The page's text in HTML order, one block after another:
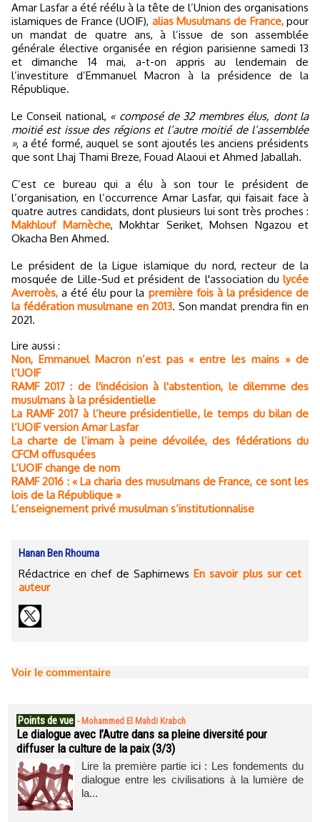
Amar Lasfar a été réélu à la tête de l’Union des organisations
islamiques de France (UOIF), alias Musulmans de France,pour
un mandat de quatre ans, à l’issue de son assemblée
générale élective organisée en région parisienne samedi 13
et dimanche 14 mai, a-t-on appris au lendemain de
l’investiture d’Emmanuel Macron à la présidence de la
République.
Le Conseil national, « composé de 32 membres élus, dont la
moitié est issue des régions et l’autre moitié de l’assemblée
», a été formé, auquel se sont ajoutés les anciens présidents
que sont Lhaj Thami Breze, Fouad Alaoui et Ahmed Jaballah.
C’est ce bureau qui a élu à son tour le président de
l’organisation, en l’occurrence Amar Lasfar, qui faisait face à
quatre autres candidats, dont plusieurs lui sont très proches :
Makhlouf Mamèche, Mokhtar Seriket, Mohsen Ngazou et
Okacha Ben Ahmed.
Le président de la Ligue islamique du nord, recteur de la
mosquée de Lille-Sud et président de l'association du lycée
Averroès, a été élu pour la première fois à la présidence de
la fédération musulmane en 2013. Son mandat prendra fin en
2021.
Lire aussi :
Non, Emmanuel Macron n’est pas « entre les mains » de
l’UOIF
RAMF 2017 : de l'indécision à l'abstention, le dilemme des
musulmans à la présidentielle
La RAMF 2017 à l’heure présidentielle, le temps du bilan de
l’UOIF version Amar Lasfar
La charte de l’imam à peine dévoilée, des fédérations du
CFCM offusquées
L’UOIF change de nom
RAMF 2016 : « La charia des musulmans de France, ce sont les
lois de la République »
L’enseignement privé musulman s’institutionnalise
Hanan Ben Rhouma
Rédactrice en chef de Saphirnews En savoir plus sur cet
auteur
Voir le commentaire
Points de vue - Mohammed El Mahdi Krabch
Le dialogue avec l’Autre dans sa pleine diversité pour
diffuser la culture de la paix (3/3)
Lire la première partie ici : Les fondements du
dialogue entre les civilisations à la lumière de
la...